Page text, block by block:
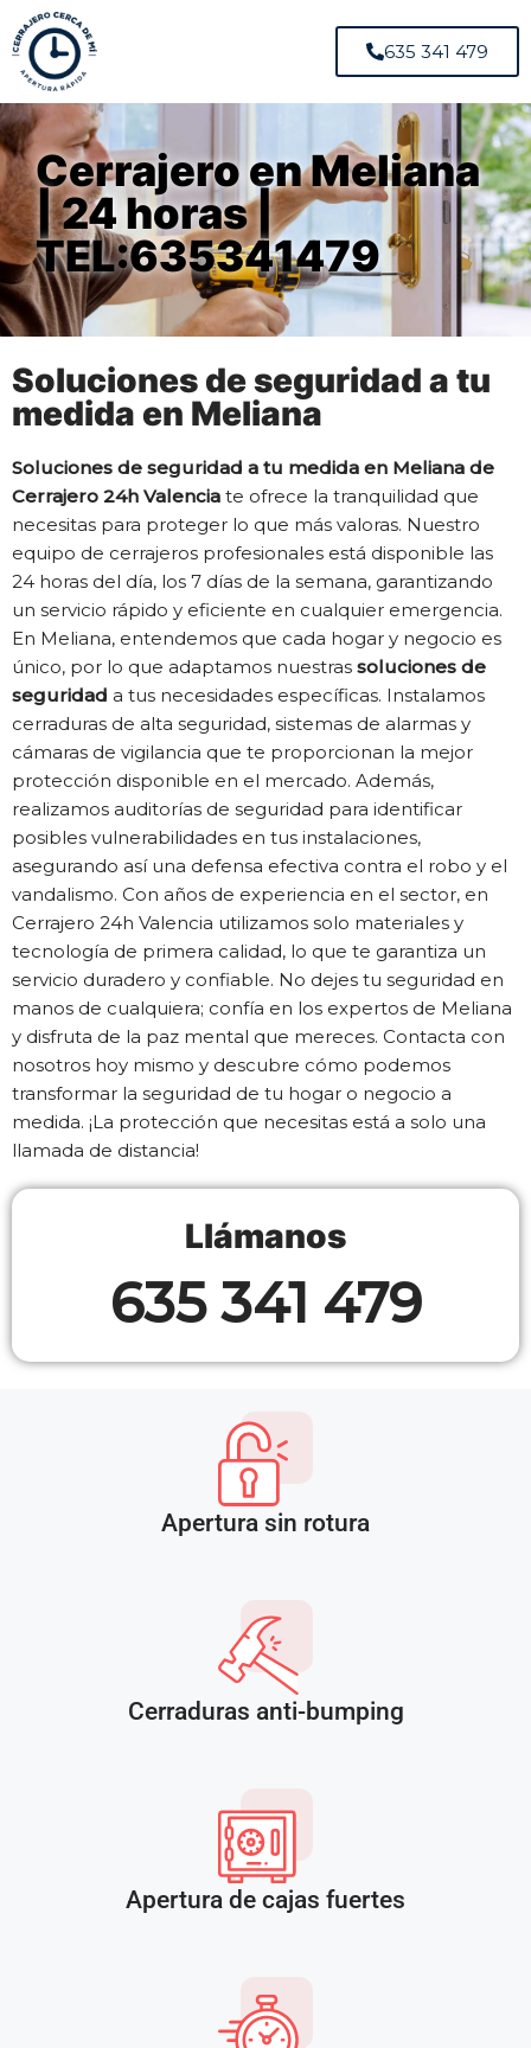
635 341 479
Cerrajero en Meliana
| 24 horas |
TEL:635341479
Soluciones de seguridad a tu
medida en Meliana
Soluciones de seguridad a tu medida en Meliana de
Cerrajero 24h Valencia te ofrece la tranquilidad que
necesitas para proteger lo que más valoras. Nuestro
equipo de cerrajeros profesionales está disponible las
24 horas del día, los 7 días de la semana, garantizando
un servicio rápido y eficiente en cualquier emergencia.
En Meliana, entendemos que cada hogar y negocio es
único, por lo que adaptamos nuestras soluciones de
seguridad a tus necesidades específicas. Instalamos
cerraduras de alta seguridad, sistemas de alarmas y
cámaras de vigilancia que te proporcionan la mejor
protección disponible en el mercado. Además,
realizamos auditorías de seguridad para identificar
posibles vulnerabilidades en tus instalaciones,
asegurando así una defensa efectiva contra el robo y el
vandalismo. Con años de experiencia en el sector, en
Cerrajero 24h Valencia utilizamos solo materiales y
tecnología de primera calidad, lo que te garantiza un
servicio duradero y confiable. No dejes tu seguridad en
manos de cualquiera; confía en los expertos de Meliana
y disfruta de la paz mental que mereces. Contacta con
nosotros hoy mismo y descubre cómo podemos
transformar la seguridad de tu hogar o negocio a
medida. ¡La protección que necesitas está a solo una
llamada de distancia!
Llámanos
635 341 479
Apertura sin rotura
Cerraduras anti-bumping
Apertura de cajas fuertes